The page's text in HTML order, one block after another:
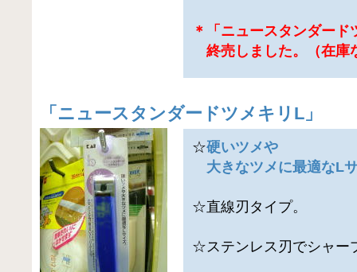
＊「ニュースタンダード
終売しました。（在庫
「 ニュースタンダードツメキリL 」
☆硬いツメや
大きなツメに最適なL
☆直線刃タイプ。
☆ステンレス刃でシャー